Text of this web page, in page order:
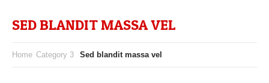
SED BLANDIT MASSA VEL
Home Category 3 Sed blandit massa vel